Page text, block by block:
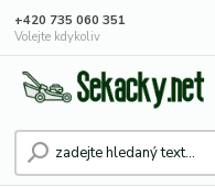
+420 735 060 351
Volejte kdykoliv